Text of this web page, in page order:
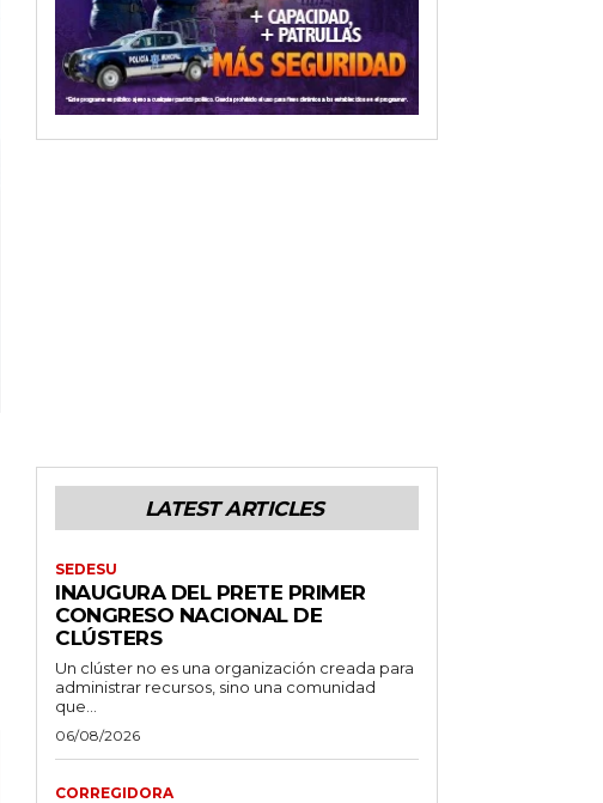
LATEST ARTICLES
SEDESU
INAUGURA DEL PRETE PRIMER
CONGRESO NACIONAL DE
CLÚSTERS
Un clúster no es una organización creada para
administrar recursos, sino una comunidad
que...
06/08/2026
CORREGIDORA